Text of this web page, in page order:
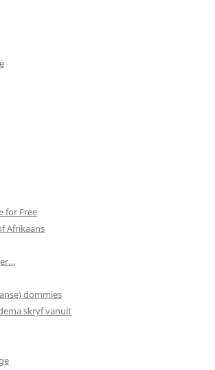
for Free
Afrikaans
dommies
skryf vanuit